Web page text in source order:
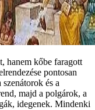
hanem kőbe faragott
pontosan
és a
majd a polgárok, a
idegenek. Mindenki